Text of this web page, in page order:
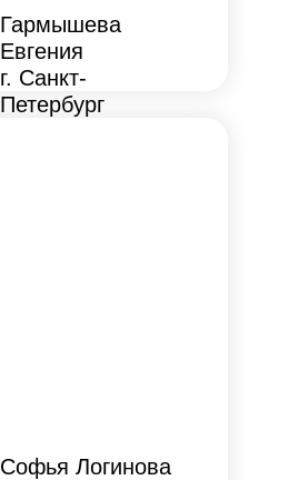
Гармышева
Евгения
г. Санкт-
Петербург
Софья Логинова